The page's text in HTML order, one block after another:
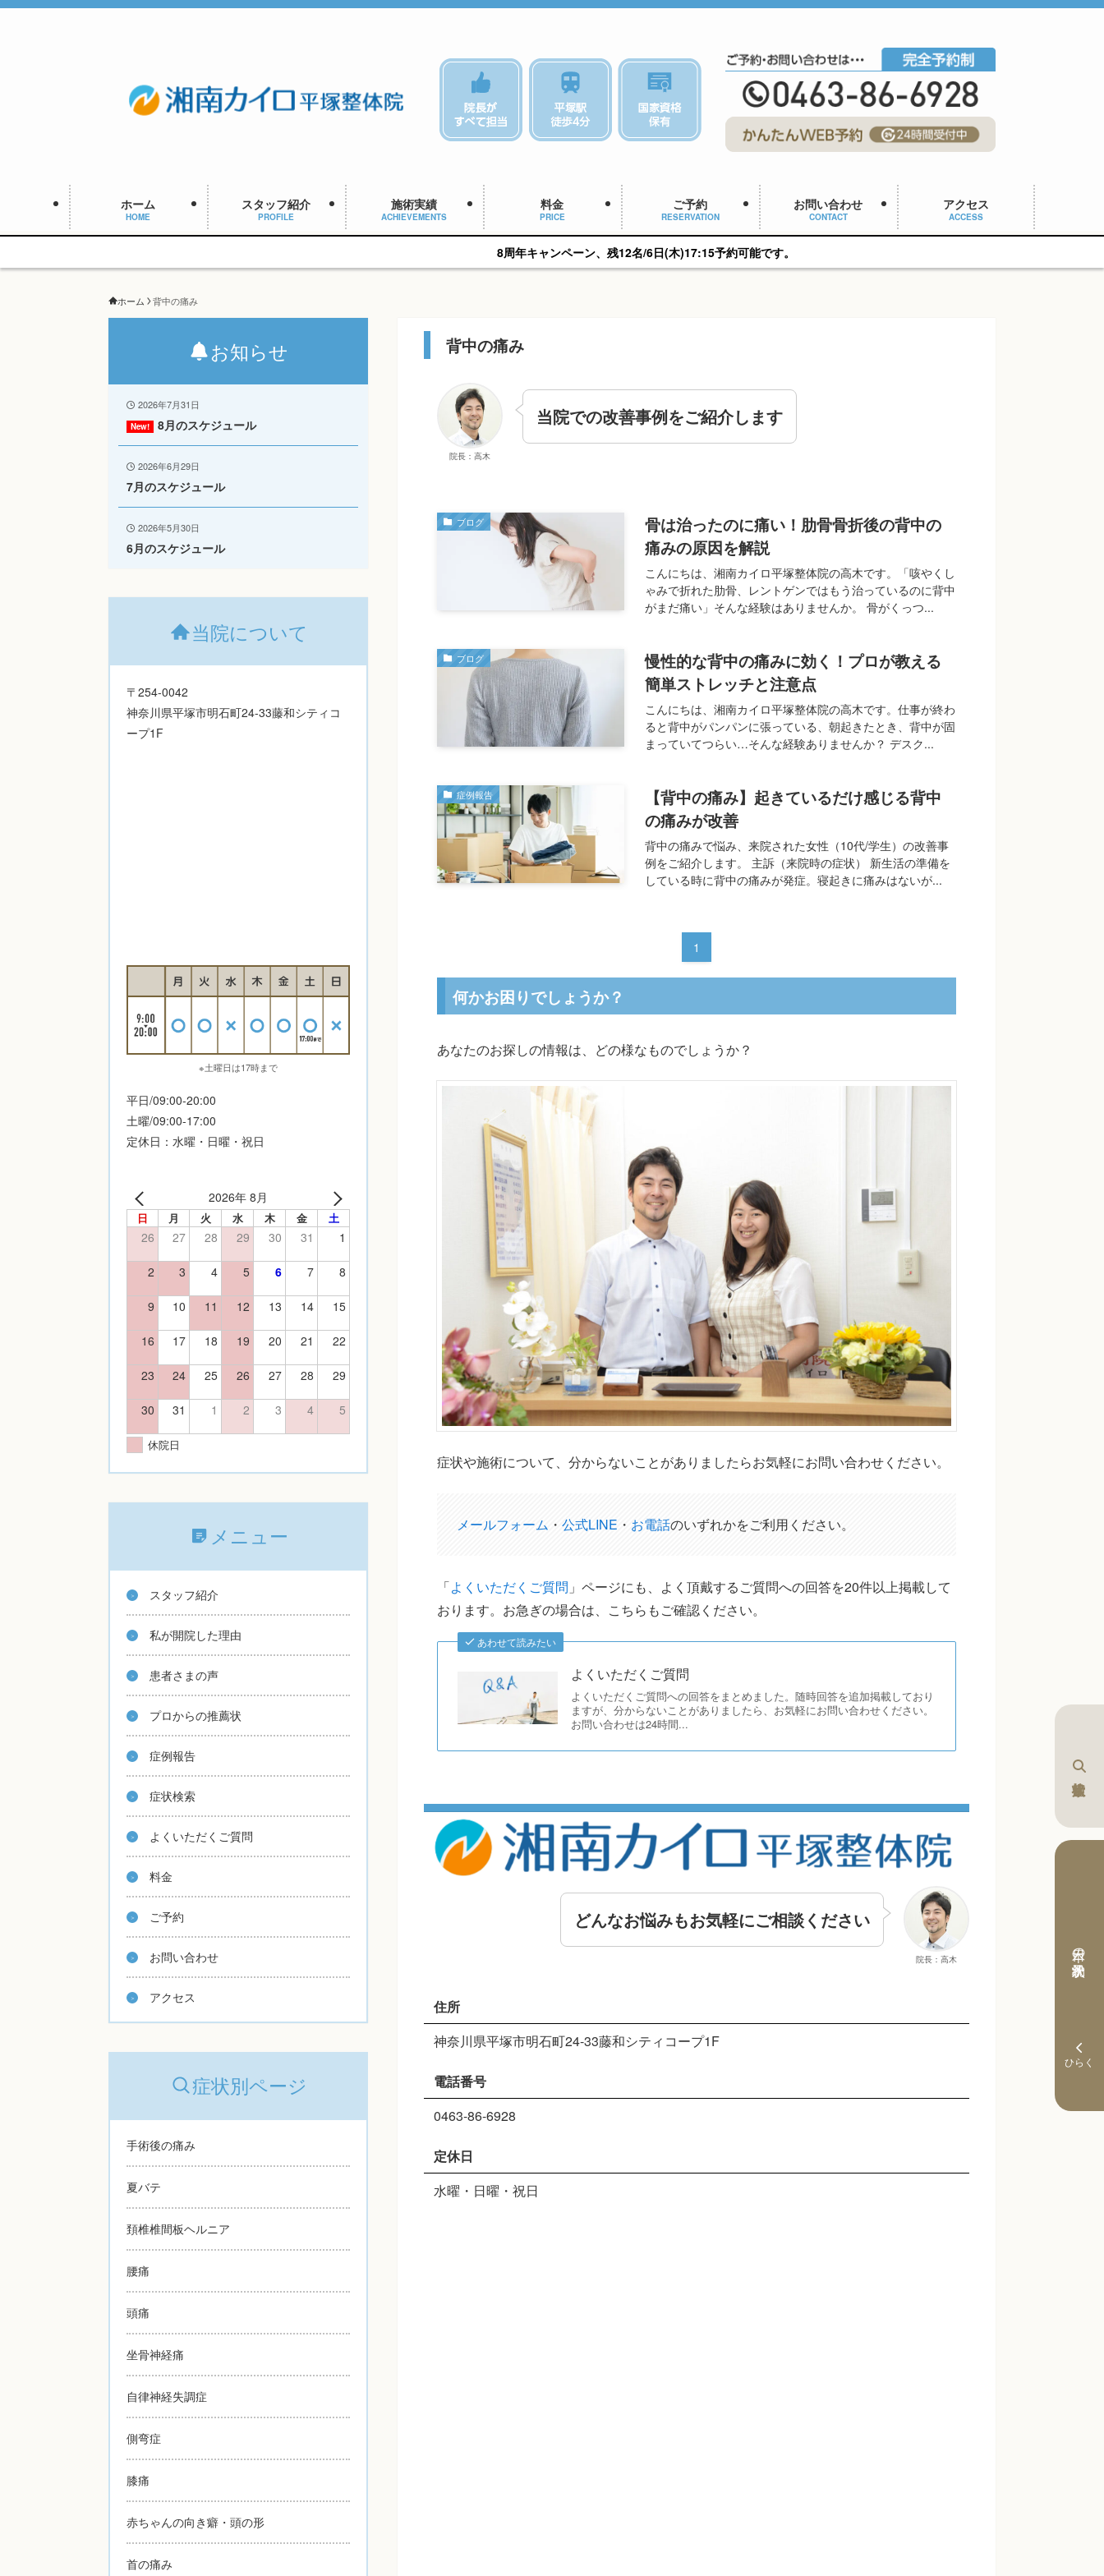
ホーム
HOME
スタッフ紹介
PROFILE
施術実績
ACHIEVEMENTS
料金
PRICE
ご予約
RESERVATION
お問い合わせ
CONTACT
アクセス
ACCESS
8周年キャンペーン、残12名/6日(木)17:15予約可能です。
ホーム 背中の痛み
背中の痛み
院長：高木
当院での改善事例をご紹介します
ブログ
骨は治ったのに痛い！肋骨骨折後の背中の
痛みの原因を解説
こんにちは、湘南カイロ平塚整体院の高木です。「咳やくし
ゃみで折れた肋骨、レントゲンではもう治っているのに背中
がまだ痛い」そんな経験はありませんか。 骨がくっつ...
ブログ
慢性的な背中の痛みに効く！プロが教える
簡単ストレッチと注意点
こんにちは、湘南カイロ平塚整体院の高木です。仕事が終わ
ると背中がパンパンに張っている、朝起きたとき、背中が固
まっていてつらい…そんな経験ありませんか？ デスク...
症例報告
【背中の痛み】起きているだけ感じる背中
の痛みが改善
背中の痛みで悩み、来院された女性（10代/学生）の改善事
例をご紹介します。 主訴（来院時の症状） 新生活の準備を
している時に背中の痛みが発症。寝起きに痛みはないが...
1
何かお困りでしょうか？
あなたのお探しの情報は、どの様なものでしょうか？
症状や施術について、分からないことがありましたらお気軽にお問い合わせください。
メールフォーム ・ 公式LINE ・ お電話のいずれかをご利用ください。
「よくいただくご質問 」ページにも、よく頂戴するご質問への回答を20件以上掲載して
おります。お急ぎの場合は、こちらもご確認ください。
あわせて読みたい
よくいただくご質問
よくいただくご質問への回答をまとめました。随時回答を追加掲載しており
ますが、分からないことがありましたら、お気軽にお問い合わせください。
お問い合わせは24時間...
院長：高木
どんなお悩みもお気軽にご相談ください
住所
神奈川県平塚市明石町24-33藤和シティコープ1F
電話番号
0463-86-6928
定休日
水曜・日曜・祝日
お知らせ
2026年7月31日
8月のスケジュール
2026年6月29日
7月のスケジュール
2026年5月30日
6月のスケジュール
当院について
〒254-0042
神奈川県平塚市明石町24-33藤和シティコ
ープ1F
※土曜日は17時まで
平日/09:00-20:00
土曜/09:00-17:00
定休日：水曜・日曜・祝日
2026年 8月
日 月 火 水 木 金 土
26 27 28 29 30 31 1
2 3 4 5 6 7 8
9 10 11 12 13 14 15
16 17 18 19 20 21 22
23 24 25 26 27 28 29
30 31 1 2 3 4 5
休院日
メニュー
スタッフ紹介
私が開院した理由
患者さまの声
プロからの推薦状
症例報告
症状検索
よくいただくご質問
料金
ご予約
お問い合わせ
アクセス
症状別ページ
手術後の痛み
夏バテ
頚椎椎間板ヘルニア
腰痛
頭痛
坐骨神経痛
自律神経失調症
側弯症
膝痛
赤ちゃんの向き癖・頭の形
首の痛み
本日の予約状況